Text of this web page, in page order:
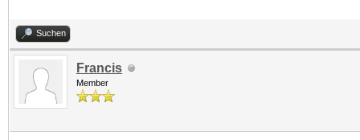
Suchen
Francis
Member